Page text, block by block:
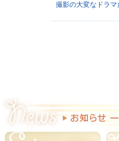
撮影の大変なドラ